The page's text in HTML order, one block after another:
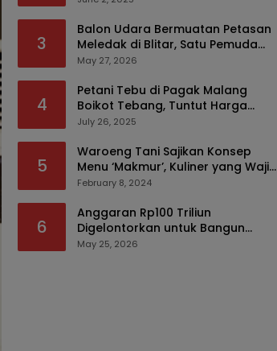
3
Balon Udara Bermuatan Petasan
Meledak di Blitar, Satu Pemuda
Tewas dan Dua Anak Luka Serius
May 27, 2026
4
Petani Tebu di Pagak Malang
Boikot Tebang, Tuntut Harga
yang Layak
July 26, 2025
5
Waroeng Tani Sajikan Konsep
Menu ‘Makmur’, Kuliner yang Wajib
Dikunjungi di Malang
February 8, 2024
6
Anggaran Rp100 Triliun
Digelontorkan untuk Bangun
Kembali Sumatra, Hunian Korban
May 25, 2026